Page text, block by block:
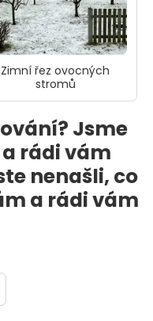
Zimní řez ovocných
stromů
Jsme
rádi vám
nenašli, co
a rádi vám